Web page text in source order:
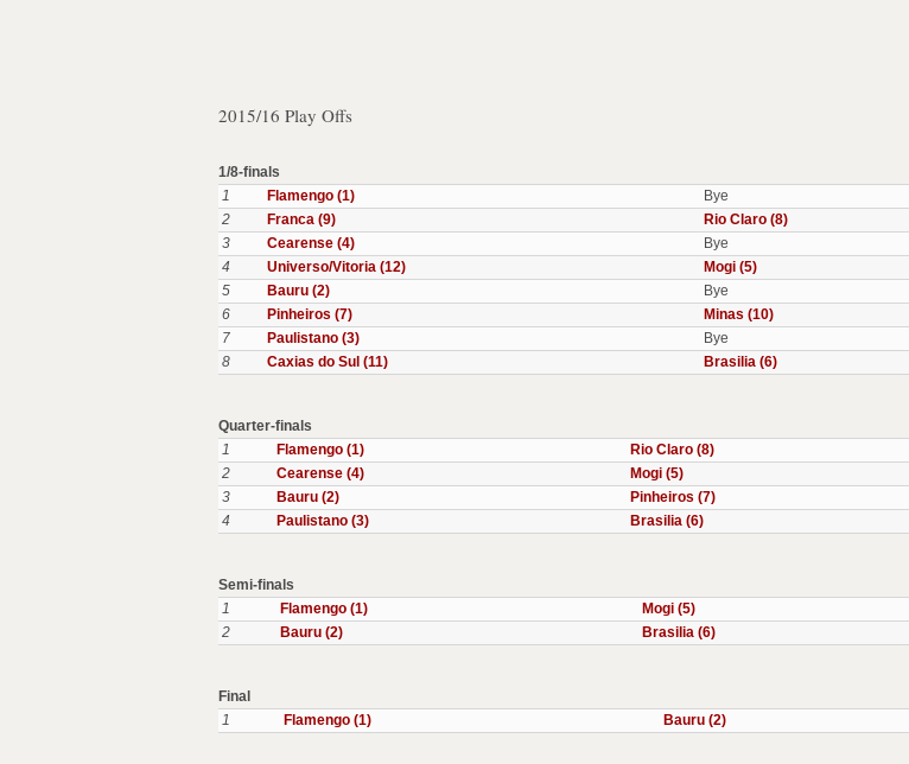
2015/16 Play Offs
1/8-finals
1
Flamengo (1)
Bye
2
Franca (9) Rio Claro (8)
3
Cearense (4)
Bye
4
Universo/Vitoria (12) Mogi (5)
5
Bauru (2)
Bye
6
Pinheiros (7) Minas (10)
7
Paulistano (3)
Bye
8
Caxias do Sul (11) Brasilia (6)
Quarter-finals
1
Flamengo (1) Rio Claro (8)
2
Cearense (4) Mogi (5)
3
Bauru (2) Pinheiros (7)
4
Paulistano (3) Brasilia (6)
Semi-finals
1
Flamengo (1) Mogi (5)
2
Bauru (2) Brasilia (6)
Final
1
Flamengo (1) Bauru (2)